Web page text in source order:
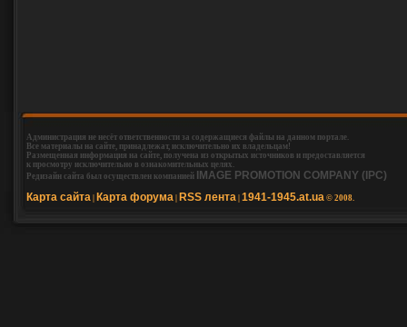
Администрация не несёт ответственности за содержащиеся файлы на данном портале.
Все материалы на сайте, принадлежат, исключительно их владельцам!
Размещенная информация на сайте, получена из открытых источников и предоставляется
к просмотру исключительно в ознакомительных целях.
Редизайн сайта был осуществлен компанией
IMAGE PROMOTION COMPANY (IPC)
Карта сайта Карта форума RSS лента 1941-1945.at.ua © 2008.